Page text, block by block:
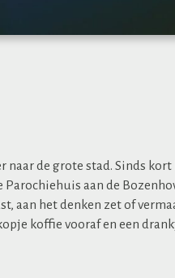
naar de grote stad. Sinds kort
aan de
aan het denken zet of
koffie vooraf en een